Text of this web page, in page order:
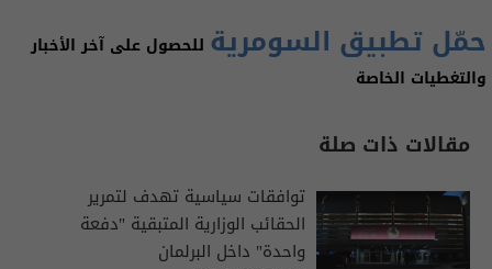
حمّل تطبيق السومرية للحصول على آخر الأخبار
والتغطيات الخاصة
مقالات ذات صلة
توافقات سياسية تهدف لتمرير
الحقائب الوزارية المتبقية "دفعة
واحدة" داخل البرلمان